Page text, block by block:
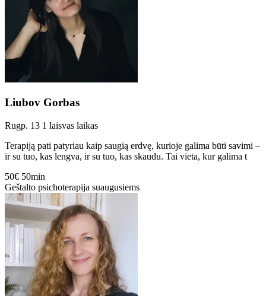
Liubov Gorbas
Rugp. 13 1 laisvas laikas
Terapiją pati patyriau kaip saugią erdvę, kurioje galima būti savimi –
ir su tuo, kas lengva, ir su tuo, kas skaudu. Tai vieta, kur galima t
50€ 50min
Geštalto psichoterapija suaugusiems